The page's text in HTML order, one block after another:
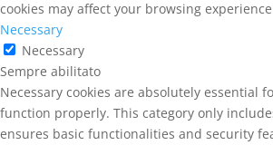
cookies may affect your browsing
Necessary
Necessary
Sempre abilitato
Necessary cookies are absolutely essential
function properly. This category only
ensures basic functionalities and security